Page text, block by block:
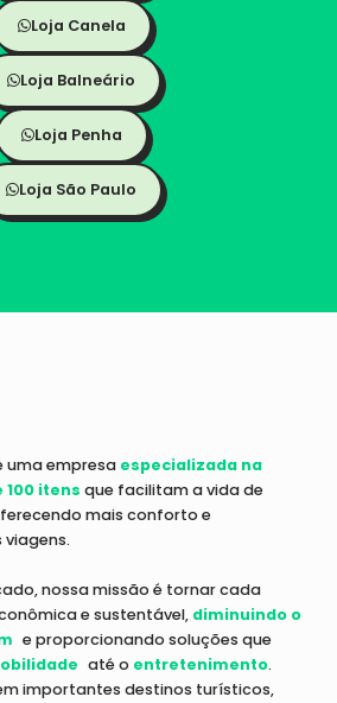
Loja Canela
Loja Balneário
Loja Penha
Loja São Paulo
uma empresa especializada na
100 itens que facilitam a vida de
mais conforto e
nossa missão é tornar cada
e sustentável, diminuindo o
e proporcionando soluções que
até o entretenimento.
importantes destinos turísticos,